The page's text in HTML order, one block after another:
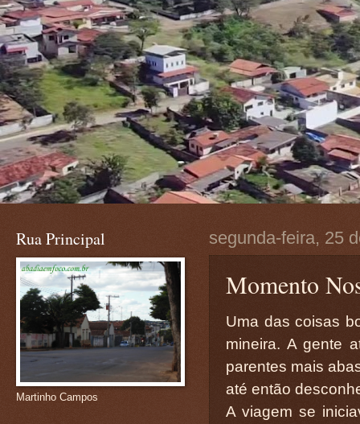
segunda-feira, 25
Momento
Uma das coisas
mineira. A gente
parentes mais
até então
A viagem se
Rua Principal
Martinho Campos